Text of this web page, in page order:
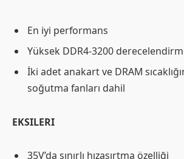
En iyi performans
Yüksek DDR4-3200
İki adet anakart ve DRAM
soğutma fanları dahil
EKSILERI
35V’da sınırlı hızaşırtma özelliği